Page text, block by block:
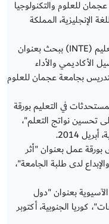
للعلوم والتكنولوجيا
الإنجليزية، المملكة
شاركت في مؤتمر الآفاق الجديدة في التعليم (INTE) ببحث بعنوان
الأكاديمي والأداء
بجامعة عجمان للعلوم
في التعليم بورقة
تحسين نواتج التعلم"،
2014.
بورقة عمل بعنوان "أثر
لدى طلبة الجامعة"،
بعنوان "دول
كوريا الجنوبية، أكتوبر